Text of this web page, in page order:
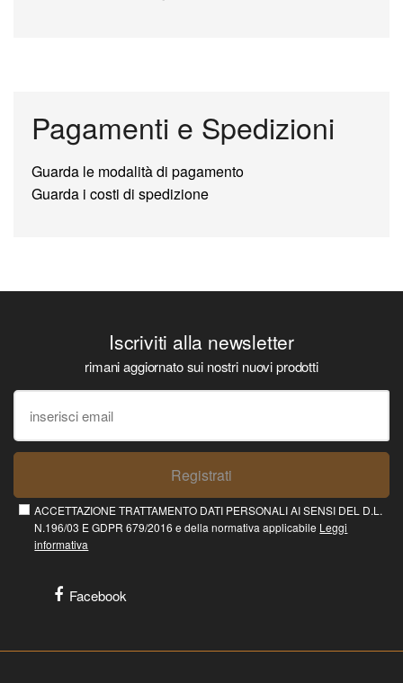
Pagamenti e Spedizioni
Guarda le modalità di pagamento
Guarda i costi di spedizione
Iscriviti alla newsletter
rimani aggiornato sui nostri nuovi prodotti
Registrati
ACCETTAZIONE TRATTAMENTO DATI PERSONALI AI SENSI DEL D.L.
N.196/03 E GDPR 679/2016 e della normativa applicabile Leggi
informativa
Facebook